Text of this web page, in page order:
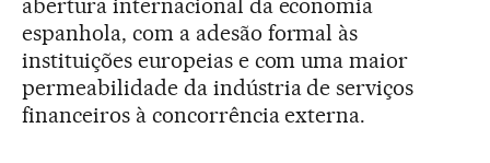
abertura internacional da economia
espanhola, com a adesão formal às
instituições europeias e com uma maior
permeabilidade da indústria de serviços
financeiros à concorrência externa.